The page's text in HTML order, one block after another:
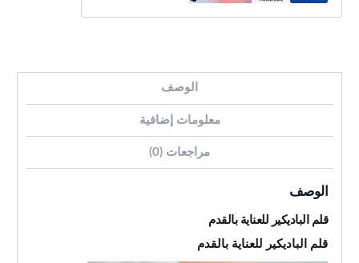
الوصف
معلومات إضافية
مراجعات (0)
الوصف
قلم الباديكير للعناية بالقدم
قلم الباديكير للعناية بالقدم